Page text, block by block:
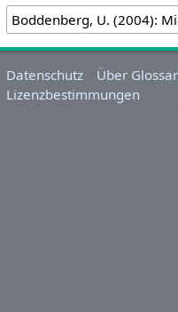
Datenschutz
Über
Lizenzbestimmungen